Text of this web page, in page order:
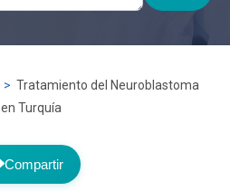
Tratamiento del Neuroblastoma
en Turquía
Compartir